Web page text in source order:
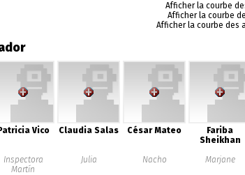
Afficher la courbe
Afficher la courbe
Afficher la courbe des
Patricia Vico
Inspectora
Martín
Claudia Salas
Julia
César Mateo
Nacho
Fariba
Sheikhan
Marjane